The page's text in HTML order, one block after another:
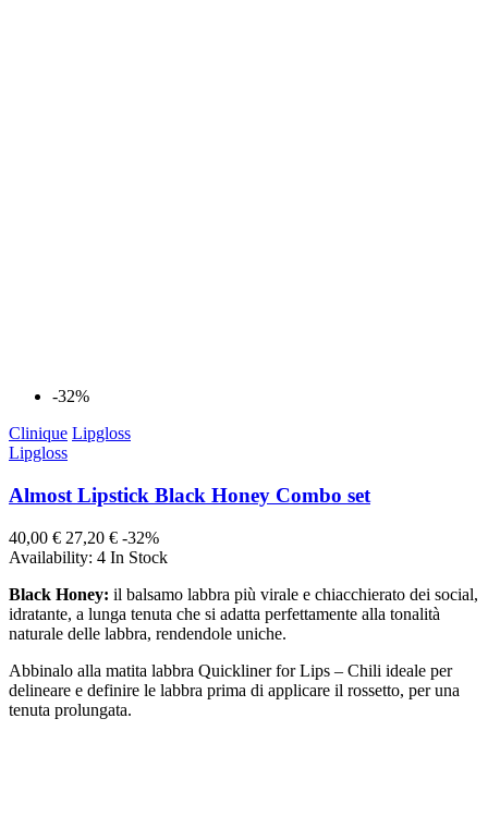
-32%
Clinique Lipgloss
Lipgloss
Almost Lipstick Black Honey Combo set
40,00 € 27,20 € -32%
Availability: 4 In Stock
Black Honey: il balsamo labbra più virale e chiacchierato dei social,
idratante, a lunga tenuta che si adatta perfettamente alla tonalità
naturale delle labbra, rendendole uniche.
Abbinalo alla matita labbra Quickliner for Lips – Chili ideale per
delineare e definire le labbra prima di applicare il rossetto, per una
tenuta prolungata.